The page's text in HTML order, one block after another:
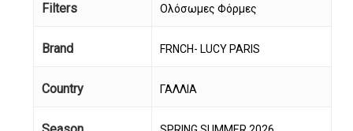
Filters Ολόσωμες Φόρμες
Brand FRNCH- LUCY PARIS
Country ΓΑΛΛΙΑ